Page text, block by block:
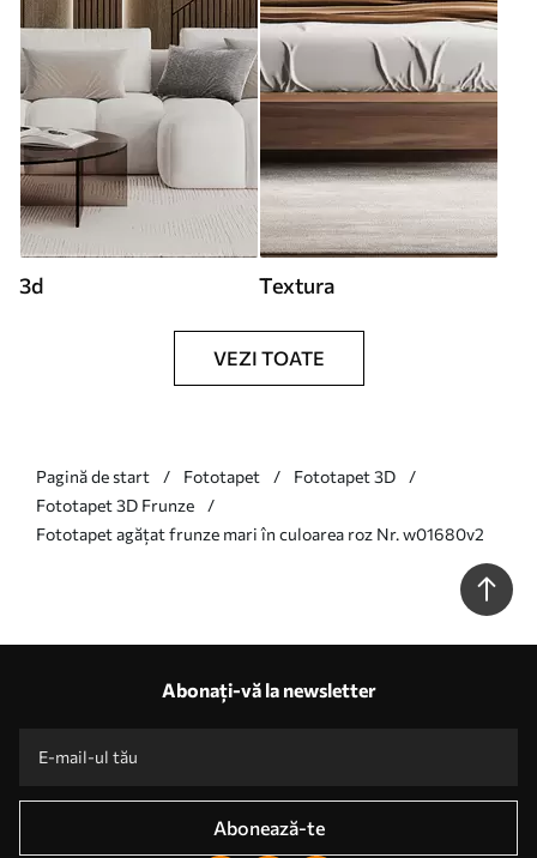
3d Textura
VEZI TOATE
Pagină de start Fototapet
Fototapet 3D
Fototapet 3D Frunze
Fototapet agățat frunze mari în culoarea roz Nr. w01680v2
Abonați-vă la newsletter
Abonează-te